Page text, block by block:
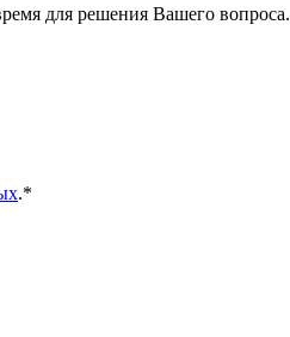
для решения Вашего вопроса.
.*